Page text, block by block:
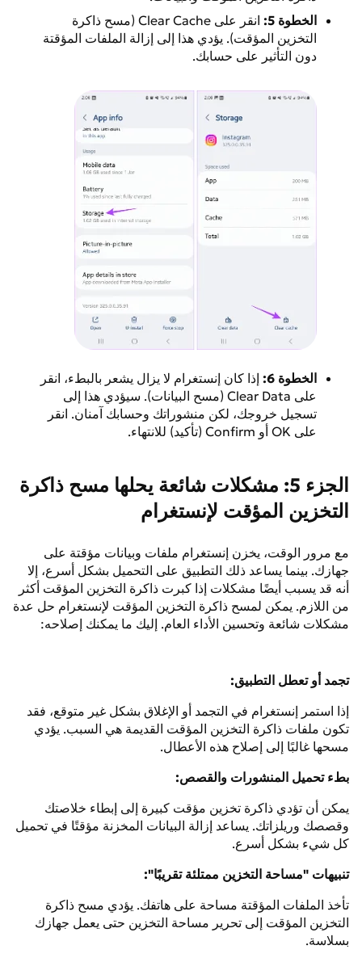
الخطوة 5:
انقر على Clear Cache (مسح ذاكرة
التخزين المؤقت). يؤدي هذا إلى إزالة الملفات المؤقتة
دون التأثير على حسابك.
الخطوة 6:
إذا كان إنستغرام لا يزال يشعر بالبطء، انقر
على Clear Data (مسح البيانات). سيؤدي هذا إلى
تسجيل خروجك، لكن منشوراتك وحسابك آمنان. انقر
على OK أو Confirm (تأكيد) للانتهاء.
الجزء 5: مشكلات شائعة يحلها مسح ذاكرة
التخزين المؤقت لإنستغرام
مع مرور الوقت، يخزن إنستغرام ملفات وبيانات مؤقتة على
جهازك. بينما يساعد ذلك التطبيق على التحميل بشكل أسرع، إلا
أنه قد يسبب أيضًا مشكلات إذا كبرت ذاكرة التخزين المؤقت أكثر
من اللازم. يمكن لمسح ذاكرة التخزين المؤقت لإنستغرام حل عدة
مشكلات شائعة وتحسين الأداء العام. إليك ما يمكنك إصلاحه:
تجمد أو تعطل التطبيق:
إذا استمر إنستغرام في التجمد أو الإغلاق بشكل غير متوقع، فقد
تكون ملفات ذاكرة التخزين المؤقت القديمة هي السبب. يؤدي
مسحها غالبًا إلى إصلاح هذه الأعطال.
بطء تحميل المنشورات والقصص:
يمكن أن تؤدي ذاكرة تخزين مؤقت كبيرة إلى إبطاء خلاصتك
وقصصك وريلزاتك. يساعد إزالة البيانات المخزنة مؤقتًا في تحميل
كل شيء بشكل أسرع.
تنبيهات "مساحة التخزين ممتلئة تقريبًا":
تأخذ الملفات المؤقتة مساحة على هاتفك. يؤدي مسح ذاكرة
التخزين المؤقت إلى تحرير مساحة التخزين حتى يعمل جهازك
بسلاسة.